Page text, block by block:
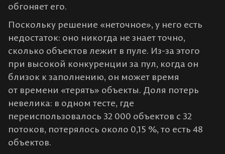
обгоняет его.
Поскольку решение «неточное», у него есть
недостаток: оно никогда не знает точно,
сколько объектов лежит в пуле. Из-за этого
при высокой конкуренции за пул, когда он
близок к заполнению, он может время
от времени «терять» объекты. Доля потерь
невелика: в одном тесте, где
переиспользовалось 32 000 объектов с 32
потоков, потерялось около 0,15 %, то есть 48
объектов.